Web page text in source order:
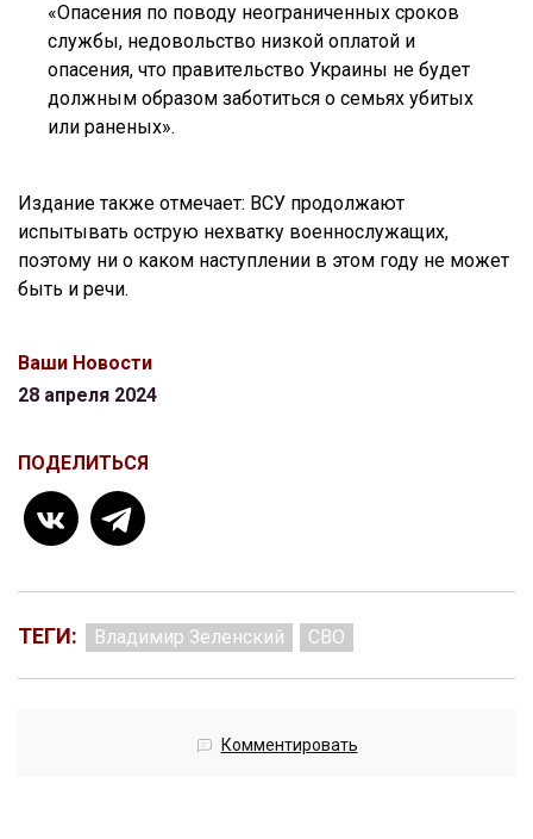
«Опасения по поводу неограниченных сроков
службы, недовольство низкой оплатой и
опасения, что правительство Украины не будет
должным образом заботиться о семьях убитых
или раненых».
Издание также отмечает: ВСУ продолжают
испытывать острую нехватку военнослужащих,
поэтому ни о каком наступлении в этом году не может
быть и речи.
Ваши Новости
28 апреля 2024
ПОДЕЛИТЬСЯ
ТЕГИ: Владимир Зеленский СВО
Комментировать